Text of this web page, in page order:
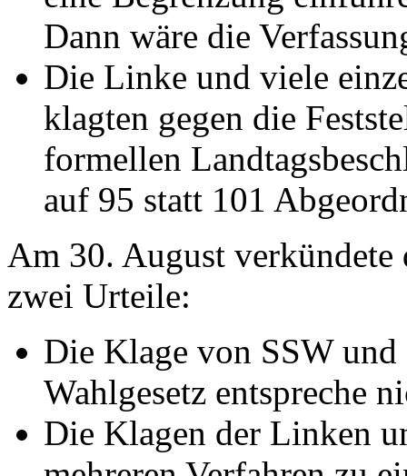
Dann wäre die
Die Linke und viele
klagten gegen die
formellen
auf 95 statt 101
Am 30. August verkündete
zwei Urteile:
Die Klage von SSW
Wahlgesetz entspreche
Die Klagen der Linken